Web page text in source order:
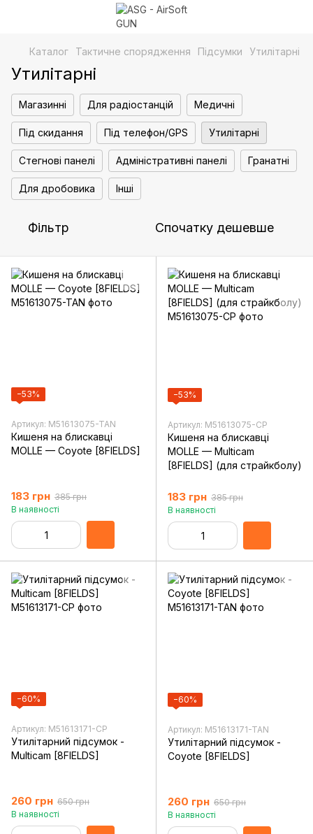
Каталог Тактичне спорядження Підсумки Утилітарні
Утилітарні
Магазинні Для радіостанцій Медичні
Під скидання Під телефон/GPS Утилітарні
Стегнові панелі Адміністративні панелі Гранатні
Для дробовика Інші
Фільтр Спочатку дешевше
−53%
Артикул: M51613075-TAN
Кишеня на блискавці
MOLLE — Coyote [8FIELDS]
183 грн 385 грн
В наявності
−53%
Артикул: M51613075-CP
Кишеня на блискавці
MOLLE — Multicam
[8FIELDS] (для страйкболу)
183 грн 385 грн
В наявності
−60%
Артикул: M51613171-CP
Утилітарний підсумок -
Multicam [8FIELDS]
260 грн 650 грн
В наявності
−60%
Артикул: M51613171-TAN
Утилітарний підсумок -
Coyote [8FIELDS]
260 грн 650 грн
В наявності